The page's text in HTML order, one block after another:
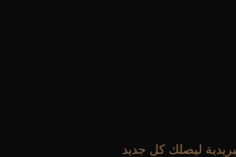
ليصلك كل جديد